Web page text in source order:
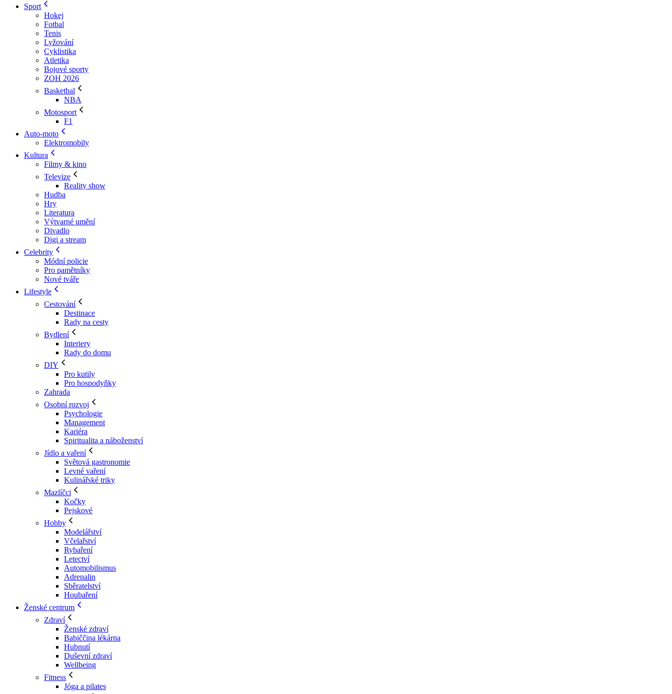
Sport
Hokej
Fotbal
Tenis
Lyžování
Cyklistika
Atletika
Bojové sporty
ZOH 2026
Basketbal
NBA
Motosport
F1
Auto-moto
Elektromobily
Kultura
Filmy & kino
Televize
Reality show
Hudba
Hry
Literatura
Výtvarné umění
Divadlo
Digi a stream
Celebrity
Módní policie
Pro pamětníky
Nové tváře
Lifestyle
Cestování
Destinace
Rady na cesty
Bydlení
Interiery
Rady do domu
DIY
Pro kutily
Pro hospodyňky
Zahrada
Osobní rozvoj
Psychologie
Management
Kariéra
Spiritualita a náboženství
Jídlo a vaření
Světová gastronomie
Levné vaření
Kulinářské triky
Mazlíčci
Kočky
Pejskové
Hobby
Modelářství
Včelařství
Rybaření
Letectví
Automobilismus
Adrenalin
Sběratelství
Houbaření
Ženské centrum
Zdraví
Ženské zdraví
Babiččina lékárna
Hubnutí
Duševní zdraví
Wellbeing
Fitness
Jóga a pilates